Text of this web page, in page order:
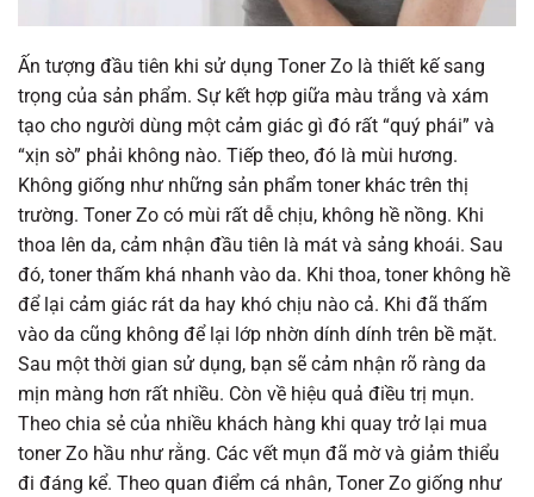
Ấn tượng đầu tiên khi sử dụng Toner Zo là thiết kế sang
trọng của sản phẩm. Sự kết hợp giữa màu trắng và xám
tạo cho người dùng một cảm giác gì đó rất “quý phái” và
“xịn sò” phải không nào. Tiếp theo, đó là mùi hương.
Không giống như những sản phẩm toner khác trên thị
trường. Toner Zo có mùi rất dễ chịu, không hề nồng. Khi
thoa lên da, cảm nhận đầu tiên là mát và sảng khoái. Sau
đó, toner thấm khá nhanh vào da. Khi thoa, toner không hề
để lại cảm giác rát da hay khó chịu nào cả. Khi đã thấm
vào da cũng không để lại lớp nhờn dính dính trên bề mặt.
Sau một thời gian sử dụng, bạn sẽ cảm nhận rõ ràng da
mịn màng hơn rất nhiều. Còn về hiệu quả điều trị mụn.
Theo chia sẻ của nhiều khách hàng khi quay trở lại mua
toner Zo hầu như rằng. Các vết mụn đã mờ và giảm thiểu
đi đáng kể. Theo quan điểm cá nhân, Toner Zo giống như